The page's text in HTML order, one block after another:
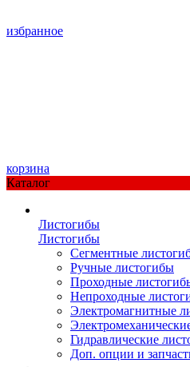
избранное
корзина
Каталог
Листогибы
Листогибы
Сегментные
Ручные листогибы
Проходные
Непроходные
Электромагнитные
Гидравлические
Доп. опции и